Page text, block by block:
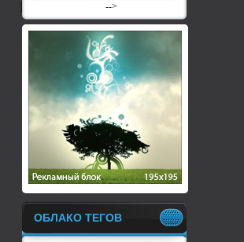
-->
ОБЛАКО ТЕГОВ